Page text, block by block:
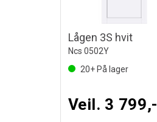
Lågen 3S hvit
Ncs 0502Y
20+På lager
Veil. 3 799,-